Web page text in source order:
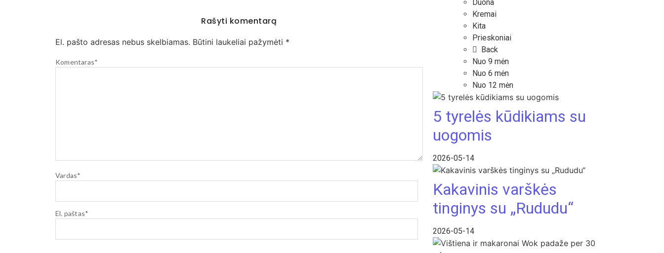
Rašyti komentarą
El. pašto adresas nebus skelbiamas. Būtini laukeliai pažymėti *
Komentaras*
Vardas*
El. paštas*
Duona
Kremai
Kita
Prieskoniai
Back
Nuo 9 mėn
Nuo 6 mėn
Nuo 12 mėn
5 tyrelės kūdikiams su
uogomis
2026-05-14
Kakavinis varškės
tinginys su „Rududu“
2026-05-14